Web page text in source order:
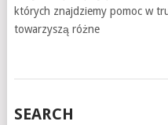
których znajdziemy pomoc w
towarzyszą różne
SEARCH